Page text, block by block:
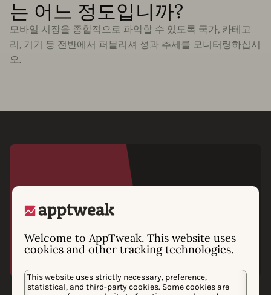
Welcome to AppTweak. This website uses
cookies and other tracking technologies.
This website uses strictly necessary, preference,
statistical, and third-party cookies. Some cookies are
는 어느 정도입니까?
모바일 시장을 종합적으로 파악할 수 있도록 국가, 카테고
리, 기기 등 전반에서 퍼블리셔 성과 추세를 모니터링하십시
오.